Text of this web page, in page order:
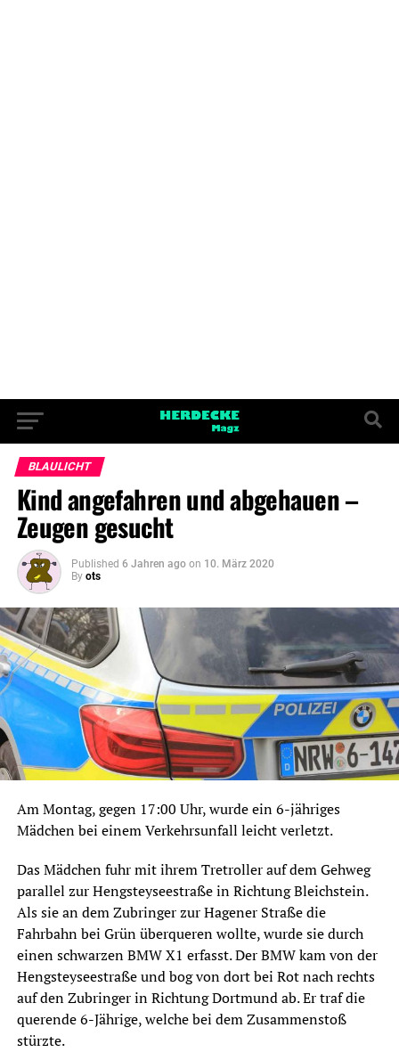
BLAULICHT
Kind angefahren und abgehauen –
Zeugen gesucht
Published 6 Jahren ago on 10. März 2020
By ots
Am Montag, gegen 17:00 Uhr, wurde ein 6-jähriges
Mädchen bei einem Verkehrsunfall leicht verletzt.
Das Mädchen fuhr mit ihrem Tretroller auf dem Gehweg
parallel zur Hengsteyseestraße in Richtung Bleichstein.
Als sie an dem Zubringer zur Hagener Straße die
Fahrbahn bei Grün überqueren wollte, wurde sie durch
einen schwarzen BMW X1 erfasst. Der BMW kam von der
Hengsteyseestraße und bog von dort bei Rot nach rechts
auf den Zubringer in Richtung Dortmund ab. Er traf die
querende 6-Jährige, welche bei dem Zusammenstoß
stürzte.